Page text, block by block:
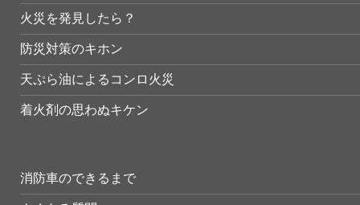
火災を発見したら？
防災対策のキホン
天ぷら油によるコンロ火災
着火剤の思わぬキケン
消防車のできるまで